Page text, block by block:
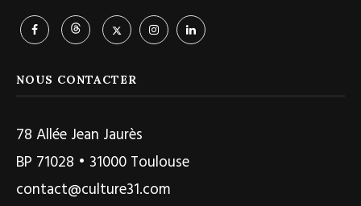
NOUS CONTACTER
78 Allée Jean Jaurès
BP 71028 • 31000 Toulouse
contact@culture31.com